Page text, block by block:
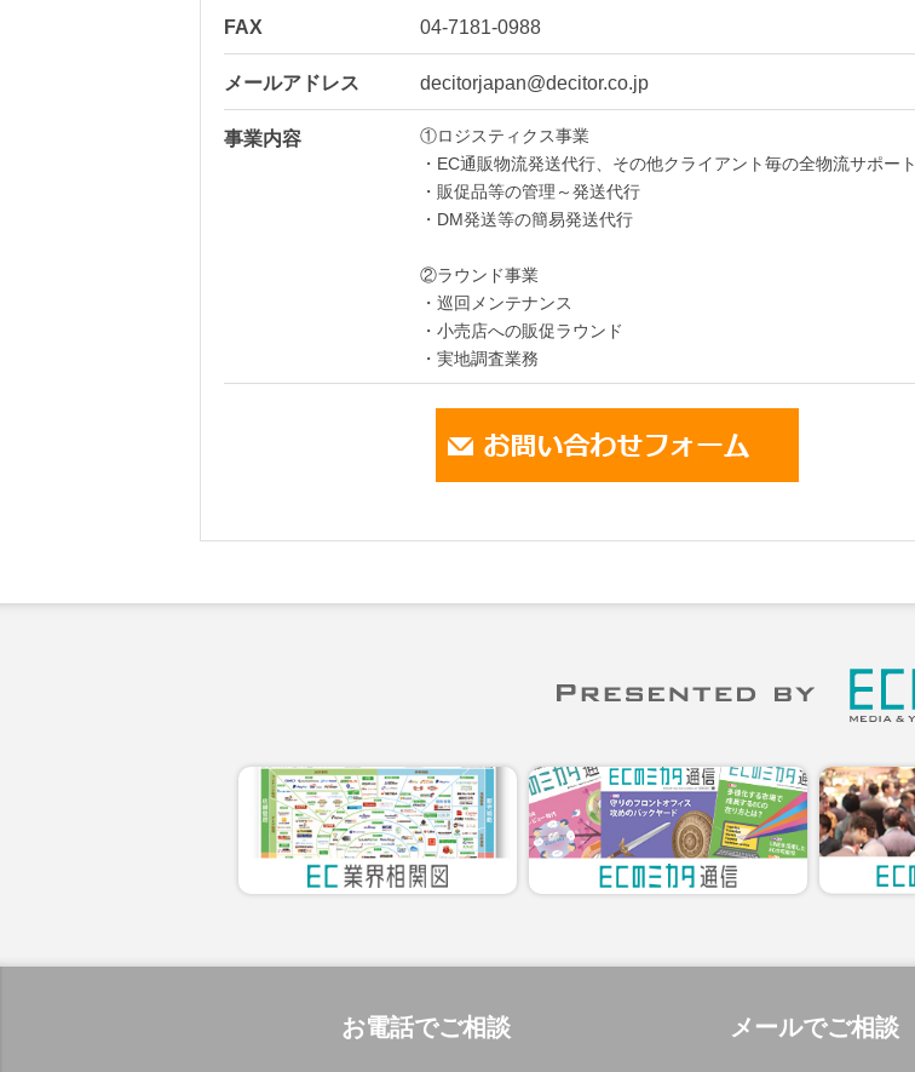
FAX 04-7181-0988
メールアドレス decitorjapan@decitor.co.jp
事業内容
①ロジスティクス事業
・EC通販物流発送代行、その他クライアント毎の全物流サポート
・販促品等の管理～発送代行
・DM発送等の簡易発送代行
②ラウンド事業
・巡回メンテナンス
・小売店への販促ラウンド
・実地調査業務
お電話でご相談 メールでご相談